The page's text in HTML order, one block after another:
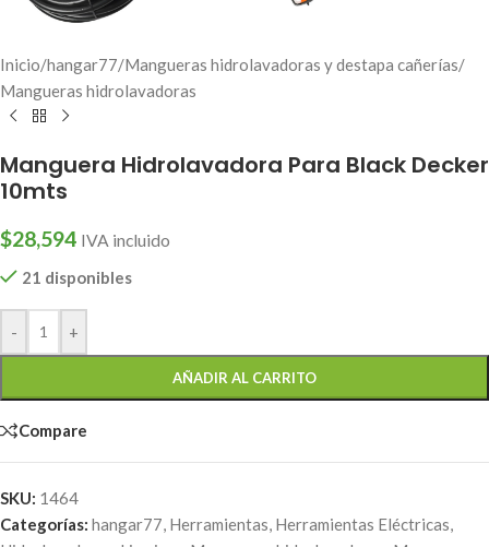
Inicio/hangar77/Mangueras hidrolavadoras y destapa cañerías/
Mangueras hidrolavadoras
Manguera Hidrolavadora Para Black Decker
10mts
$28,594 IVA incluido
21 disponibles
- +
AÑADIR AL CARRITO
Compare
SKU: 1464
Categorías: hangar77, Herramientas, Herramientas Eléctricas,